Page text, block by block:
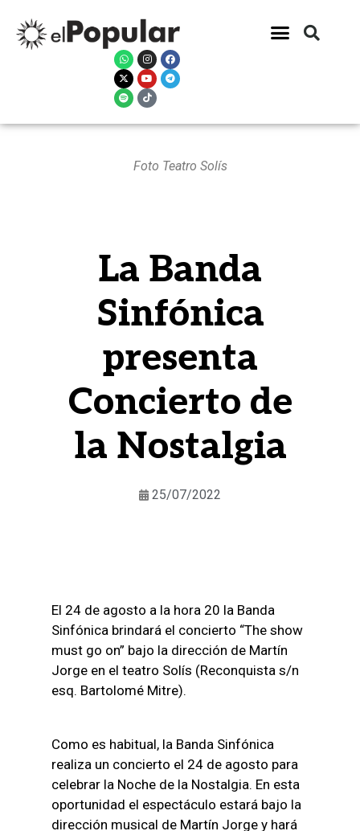
Foto Teatro Solís
La Banda
Sinfónica
presenta
Concierto de
la Nostalgia
25/07/2022
El 24 de agosto a la hora 20 la Banda
Sinfónica brindará el concierto “The show
must go on” bajo la dirección de Martín
Jorge en el teatro Solís (Reconquista s/n
esq. Bartolomé Mitre).
Como es habitual, la Banda Sinfónica
realiza un concierto el 24 de agosto para
celebrar la Noche de la Nostalgia. En esta
oportunidad el espectáculo estará bajo la
dirección musical de Martín Jorge y hará